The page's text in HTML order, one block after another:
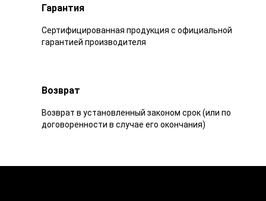
Гарантия
Сертифицированная продукция с официальной
гарантией производителя
Возврат
Возврат в установленный законом срок (или по
договоренности в случае его окончания)